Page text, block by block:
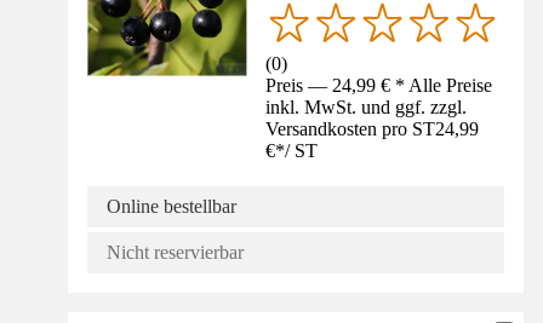
(0)
Preis — 24,99 € * Alle Preise
inkl. MwSt. und ggf. zzgl.
Versandkosten pro ST24,99
€*/ ST
Online bestellbar
Nicht reservierbar